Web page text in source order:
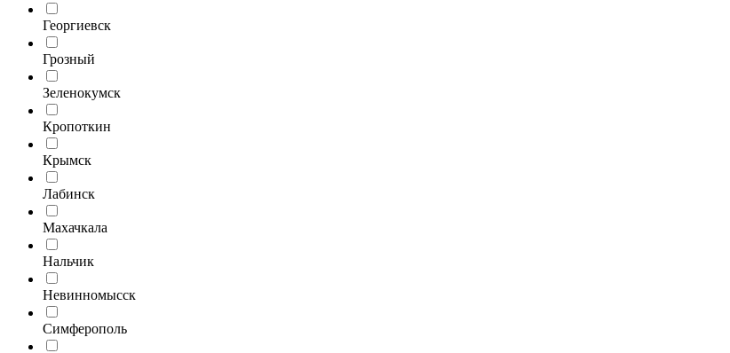
Георгиевск
Грозный
Зеленокумск
Кропоткин
Крымск
Лабинск
Махачкала
Нальчик
Невинномысск
Симферополь